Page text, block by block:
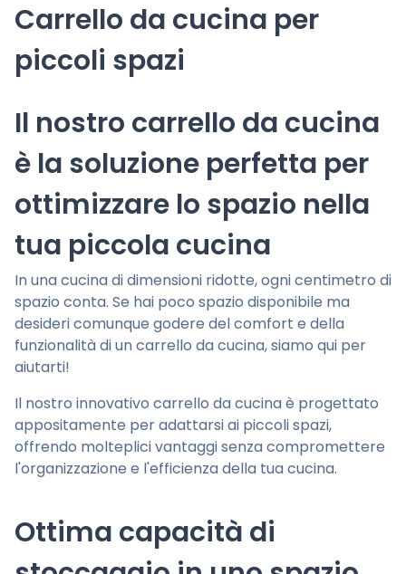
Carrello da cucina per
piccoli spazi
Il nostro carrello da cucina
è la soluzione perfetta per
ottimizzare lo spazio nella
tua piccola cucina
In una cucina di dimensioni ridotte, ogni centimetro di
spazio conta. Se hai poco spazio disponibile ma
desideri comunque godere del comfort e della
funzionalità di un carrello da cucina, siamo qui per
aiutarti!
Il nostro innovativo carrello da cucina è progettato
appositamente per adattarsi ai piccoli spazi,
offrendo molteplici vantaggi senza compromettere
l'organizzazione e l'efficienza della tua cucina.
Ottima capacità di